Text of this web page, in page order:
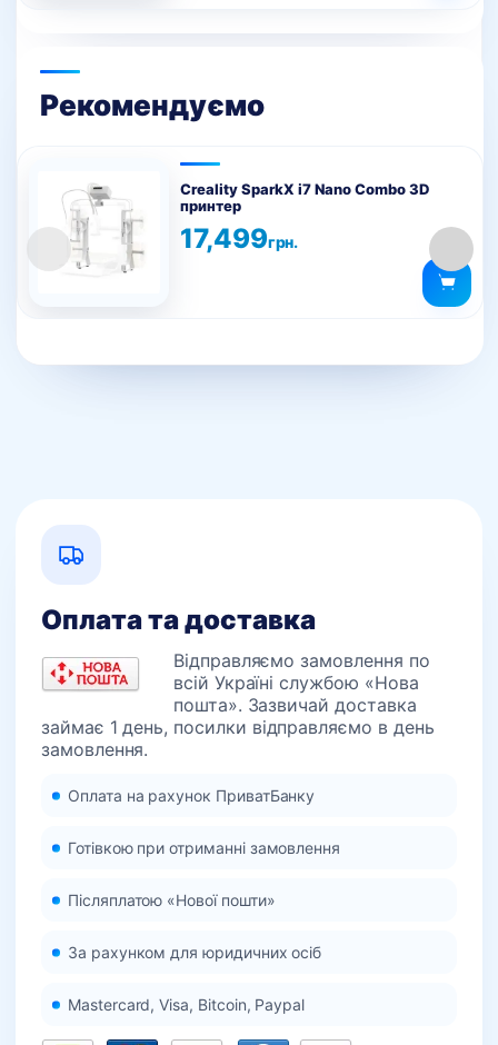
Рекомендуємо
Creality SparkX i7 Nano Combo 3D
принтер
17,499грн.
Оплата та доставка
Відправляємо замовлення по
всій Україні службою «Нова
пошта». Зазвичай доставка
займає 1 день, посилки відправляємо в день
замовлення.
Оплата на рахунок ПриватБанку
Готівкою при отриманні замовлення
Післяплатою «Нової пошти»
За рахунком для юридичних осіб
Mastercard, Visa, Bitcoin, Paypal